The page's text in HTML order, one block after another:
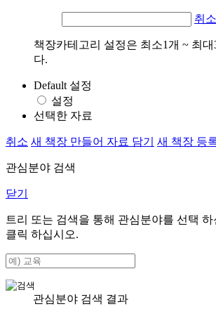
취소
책장카테고리 설정은 최소1개 ~ 최대
다.
Default 설정
설정
선택한 자료
취소 새 책장 만들어 자료 담기 새 책장 등
관심분야 검색
닫기
트리 또는 검색을 통해 관심분야를 선택 하
클릭 하십시오.
관심분야 검색 결과